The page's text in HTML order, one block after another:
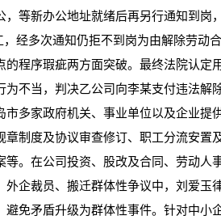
等新办公地址就绪后再另行通知到岗
经多次通知仍拒不到岗为由解除劳动
程序瑕疵两方面突破。最终法院认
不当，判决乙公司向李某支付违法解
市多家政府机关、事业单位以及企业提
制度及协议审查修订、职工分流安
。在公司投资、股改及合同、劳动人
外企裁员、搬迁群体性争议中，刘爱玉
避免矛盾升级为群体性事件。针对中